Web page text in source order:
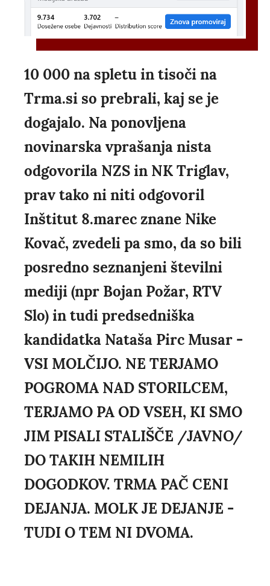
10 000 na spletu in tisoči na
Trma.si so prebrali, kaj se je
dogajalo. Na ponovljena
novinarska vprašanja nista
odgovorila NZS in NK Triglav,
prav tako ni niti odgovoril
Inštitut 8.marec znane Nike
Kovač, zvedeli pa smo, da so bili
posredno seznanjeni številni
mediji (npr Bojan Požar, RTV
Slo) in tudi predsedniška
kandidatka Nataša Pirc Musar -
VSI MOLČIJO. NE TERJAMO
POGROMA NAD STORILCEM,
TERJAMO PA OD VSEH, KI SMO
JIM PISALI STALIŠČE /JAVNO/
DO TAKIH NEMILIH
DOGODKOV. TRMA PAČ CENI
DEJANJA. MOLK JE DEJANJE -
TUDI O TEM NI DVOMA.